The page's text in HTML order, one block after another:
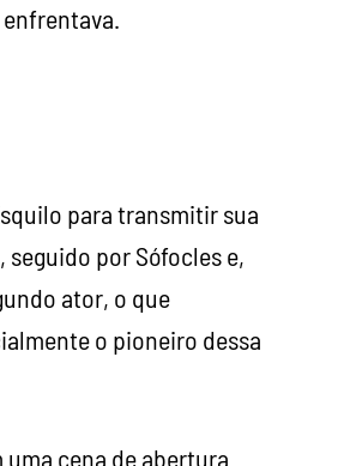
para transmitir sua
por Sófocles e,
ator, o que
o pioneiro dessa
cena de abertura